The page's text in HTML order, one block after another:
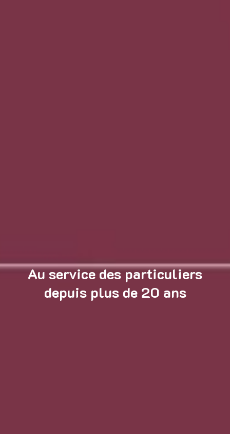
Au service des particuliers
depuis plus de 20 ans